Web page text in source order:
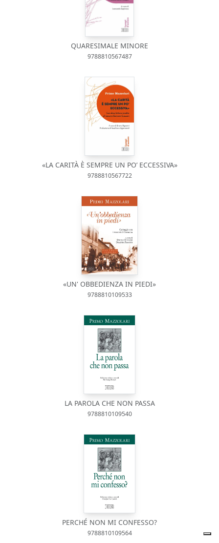
QUARESIMALE MINORE
9788810567487
«LA CARITÀ È SEMPRE UN PO’ ECCESSIVA»
9788810567722
«UN' OBBEDIENZA IN PIEDI»
9788810109533
LA PAROLA CHE NON PASSA
9788810109540
PERCHÉ NON MI CONFESSO?
9788810109564